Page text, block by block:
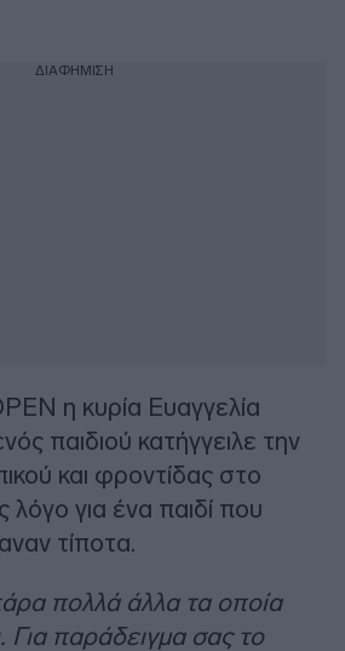
ΔΙΑΦΗΜΙΣΗ
η κυρία Ευαγγελία
παιδιού κατήγγειλε την
και φροντίδας στο
λόγο για ένα παιδί που
τίποτα.
πολλά άλλα τα οποία
Για παράδειγμα σας το